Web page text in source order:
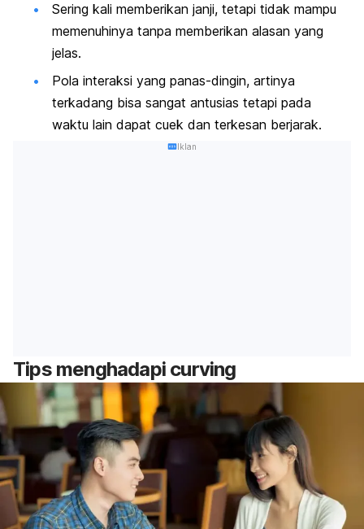
Sering kali memberikan janji, tetapi tidak mampu
memenuhinya tanpa memberikan alasan yang
jelas.
Pola interaksi yang panas-dingin, artinya
terkadang bisa sangat antusias tetapi pada
waktu lain dapat cuek dan terkesan berjarak.
Iklan
Tips menghadapi curving